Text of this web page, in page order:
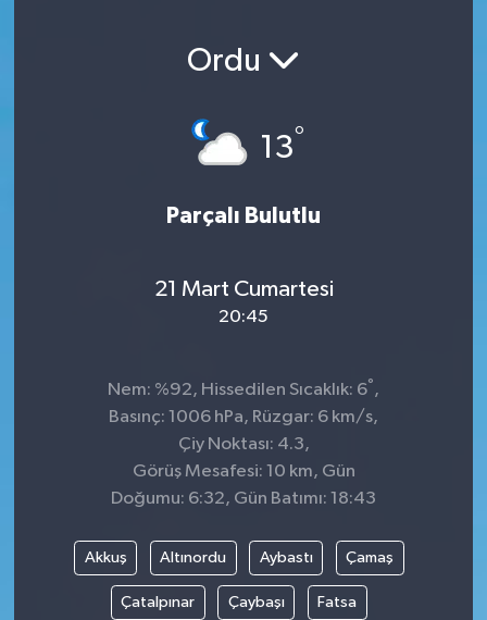
Ordu
13°
Parçalı Bulutlu
21 Mart Cumartesi
20:45
Nem: %92, Hissedilen Sıcaklık: 6°,
Basınç: 1006 hPa, Rüzgar: 6 km/s,
Çiy Noktası: 4.3,
Görüş Mesafesi: 10 km, Gün
Doğumu: 6:32, Gün Batımı: 18:43
Akkuş Altınordu Aybastı Çamaş
Çatalpınar Çaybaşı Fatsa